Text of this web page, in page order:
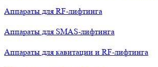
Аппараты для RF-лифтинга
Аппараты для SMAS-лифтинга
Аппараты для кавитации и RF-лифтинга